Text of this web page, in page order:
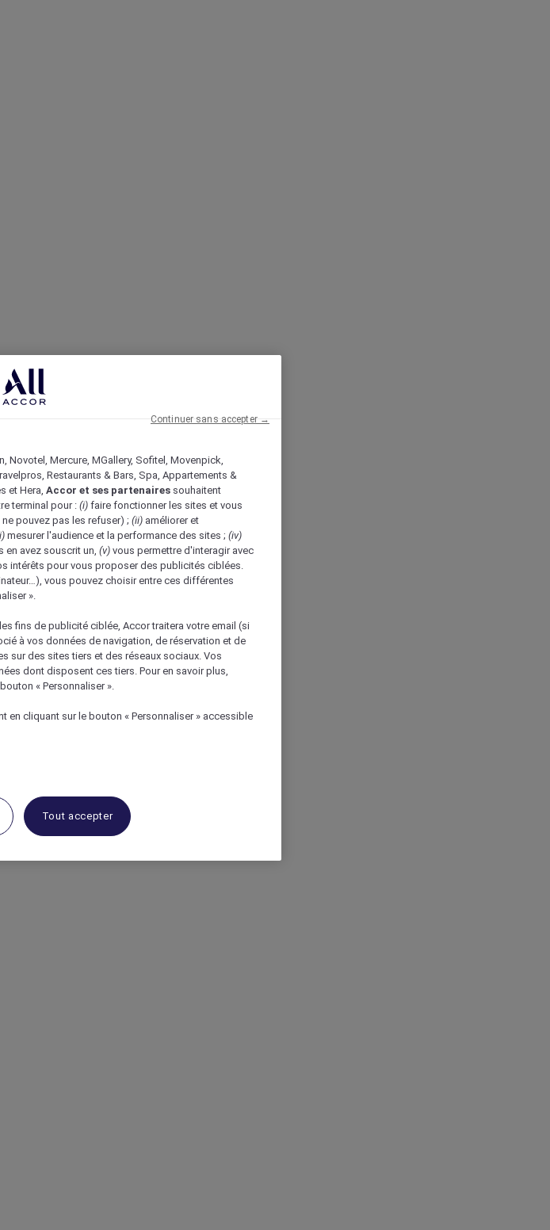
Novotel, Mercure, MGallery, Sofitel, Movenpick,
Restaurants & Bars, Spa, Appartements &
et Hera, Accor et ses partenaires souhaitent
terminal pour : (i) faire fonctionner les sites et vous
pouvez pas les refuser) ; (ii) améliorer et
mesurer l'audience et la performance des sites ; (iv)
en avez souscrit un, (v) vous permettre d'interagir avec
intérêts pour vous proposer des publicités ciblées.
vous pouvez choisir entre ces différentes
».
fins de publicité ciblée, Accor traitera votre email (si
à vos données de navigation, de réservation et de
sur des sites tiers et des réseaux sociaux. Vos
dont disposent ces tiers. Pour en savoir plus,
« Personnaliser ».
en cliquant sur le bouton « Personnaliser » accessible
Tout accepter
Continuer sans accepter →